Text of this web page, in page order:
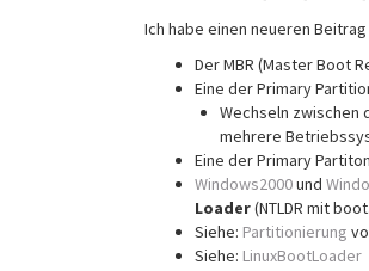
Ich habe einen neueren Beitrag
Der MBR (Master Boot
Eine der Primary
Wechseln zwischen
mehrere
Eine der Primary
Windows2000und
Loader(NTLDR mit
Siehe: Partitionierung
Siehe: LinuxBootLoader